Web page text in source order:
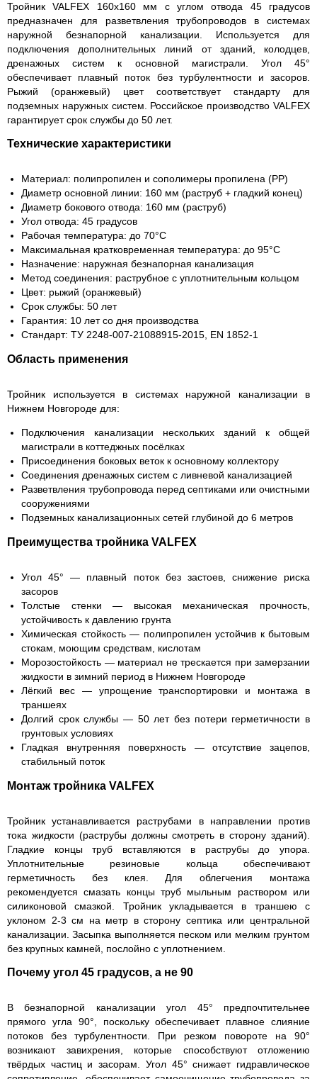
Тройник VALFEX 160х160 мм с углом отвода 45 градусов
предназначен для разветвления трубопроводов в системах
наружной безнапорной канализации. Используется для
подключения дополнительных линий от зданий, колодцев,
дренажных систем к основной магистрали. Угол 45°
обеспечивает плавный поток без турбулентности и засоров.
Рыжий (оранжевый) цвет соответствует стандарту для
подземных наружных систем. Российское производство VALFEX
гарантирует срок службы до 50 лет.
Технические характеристики
Материал: полипропилен и сополимеры пропилена (PP)
Диаметр основной линии: 160 мм (раструб + гладкий конец)
Диаметр бокового отвода: 160 мм (раструб)
Угол отвода: 45 градусов
Рабочая температура: до 70°C
Максимальная кратковременная температура: до 95°C
Назначение: наружная безнапорная канализация
Метод соединения: раструбное с уплотнительным кольцом
Цвет: рыжий (оранжевый)
Срок службы: 50 лет
Гарантия: 10 лет со дня производства
Стандарт: ТУ 2248-007-21088915-2015, EN 1852-1
Область применения
Тройник используется в системах наружной канализации в
Нижнем Новгороде для:
Подключения канализации нескольких зданий к общей
магистрали в коттеджных посёлках
Присоединения боковых веток к основному коллектору
Соединения дренажных систем с ливневой канализацией
Разветвления трубопровода перед септиками или очистными
сооружениями
Подземных канализационных сетей глубиной до 6 метров
Преимущества тройника VALFEX
Угол 45° — плавный поток без застоев, снижение риска
засоров
Толстые стенки — высокая механическая прочность,
устойчивость к давлению грунта
Химическая стойкость — полипропилен устойчив к бытовым
стокам, моющим средствам, кислотам
Морозостойкость — материал не трескается при замерзании
жидкости в зимний период в Нижнем Новгороде
Лёгкий вес — упрощение транспортировки и монтажа в
траншеях
Долгий срок службы — 50 лет без потери герметичности в
грунтовых условиях
Гладкая внутренняя поверхность — отсутствие зацепов,
стабильный поток
Монтаж тройника VALFEX
Тройник устанавливается раструбами в направлении против
тока жидкости (раструбы должны смотреть в сторону зданий).
Гладкие концы труб вставляются в раструбы до упора.
Уплотнительные резиновые кольца обеспечивают
герметичность без клея. Для облегчения монтажа
рекомендуется смазать концы труб мыльным раствором или
силиконовой смазкой. Тройник укладывается в траншею с
уклоном 2-3 см на метр в сторону септика или центральной
канализации. Засыпка выполняется песком или мелким грунтом
без крупных камней, послойно с уплотнением.
Почему угол 45 градусов, а не 90
В безнапорной канализации угол 45° предпочтительнее
прямого угла 90°, поскольку обеспечивает плавное слияние
потоков без турбулентности. При резком повороте на 90°
возникают завихрения, которые способствуют отложению
твёрдых частиц и засорам. Угол 45° снижает гидравлическое